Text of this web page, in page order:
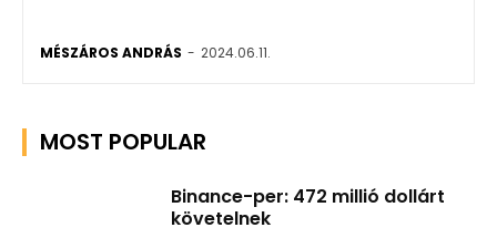
MÉSZÁROS ANDRÁS - 2024.06.11.
MOST POPULAR
Binance-per: 472 millió dollárt
követelnek